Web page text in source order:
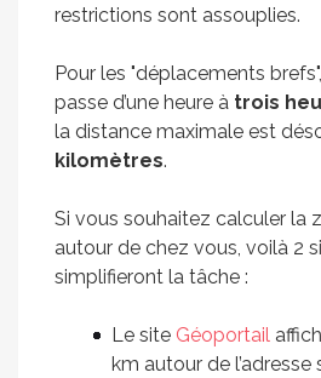
restrictions sont assouplies.
Pour les "déplacements
passe d’une heure à trois
la distance maximale est
kilomètres.
Si vous souhaitez calculer la
autour de chez vous, voilà 2
simplifieront la tâche :
Le site Géoportail
km autour de l’adresse